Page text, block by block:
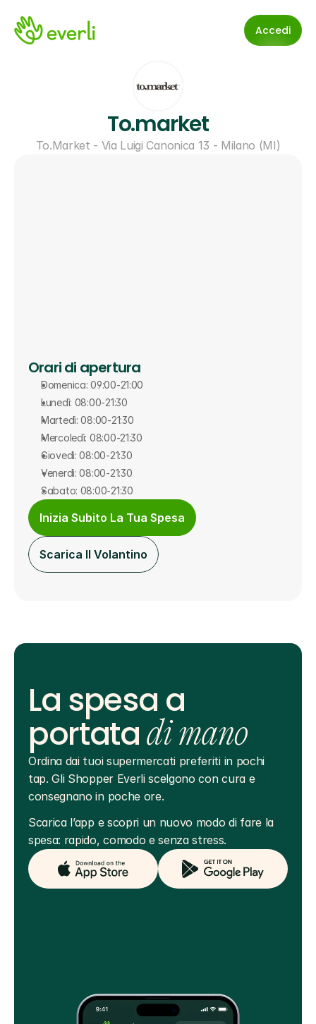
Accedi
To.market
To.Market - Via Luigi Canonica 13 - Milano (MI)
Orari di apertura
Domenica: 09:00-21:00
Lunedì: 08:00-21:30
Martedì: 08:00-21:30
Mercoledì: 08:00-21:30
Giovedì: 08:00-21:30
Venerdì: 08:00-21:30
Sabato: 08:00-21:30
Inizia Subito La Tua Spesa
Scarica Il Volantino
La spesa a
portatadi mano
Ordina dai tuoi supermercati preferiti in pochi
tap. Gli Shopper Everli scelgono con cura e
consegnano in poche ore.
Scarica l’app e scopri un nuovo modo di fare la
spesa: rapido, comodo e senza stress.